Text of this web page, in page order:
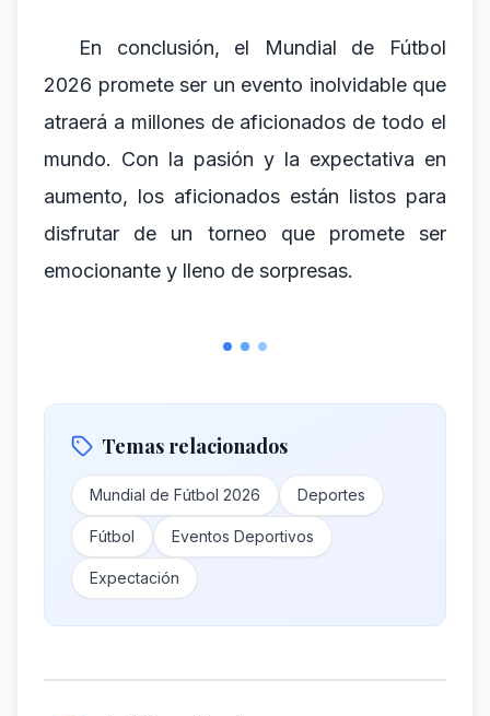
En conclusión, el Mundial de Fútbol
2026 promete ser un evento inolvidable que
atraerá a millones de aficionados de todo el
mundo. Con la pasión y la expectativa en
aumento, los aficionados están listos para
disfrutar de un torneo que promete ser
emocionante y lleno de sorpresas.
Temas relacionados
Mundial de Fútbol 2026 Deportes
Fútbol Eventos Deportivos
Expectación